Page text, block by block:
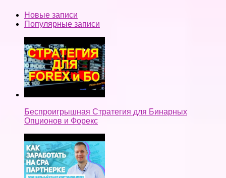
Новые записи
Популярные записи
Беспроигрышная Стратегия для Бинарных
Опционов и Форекс